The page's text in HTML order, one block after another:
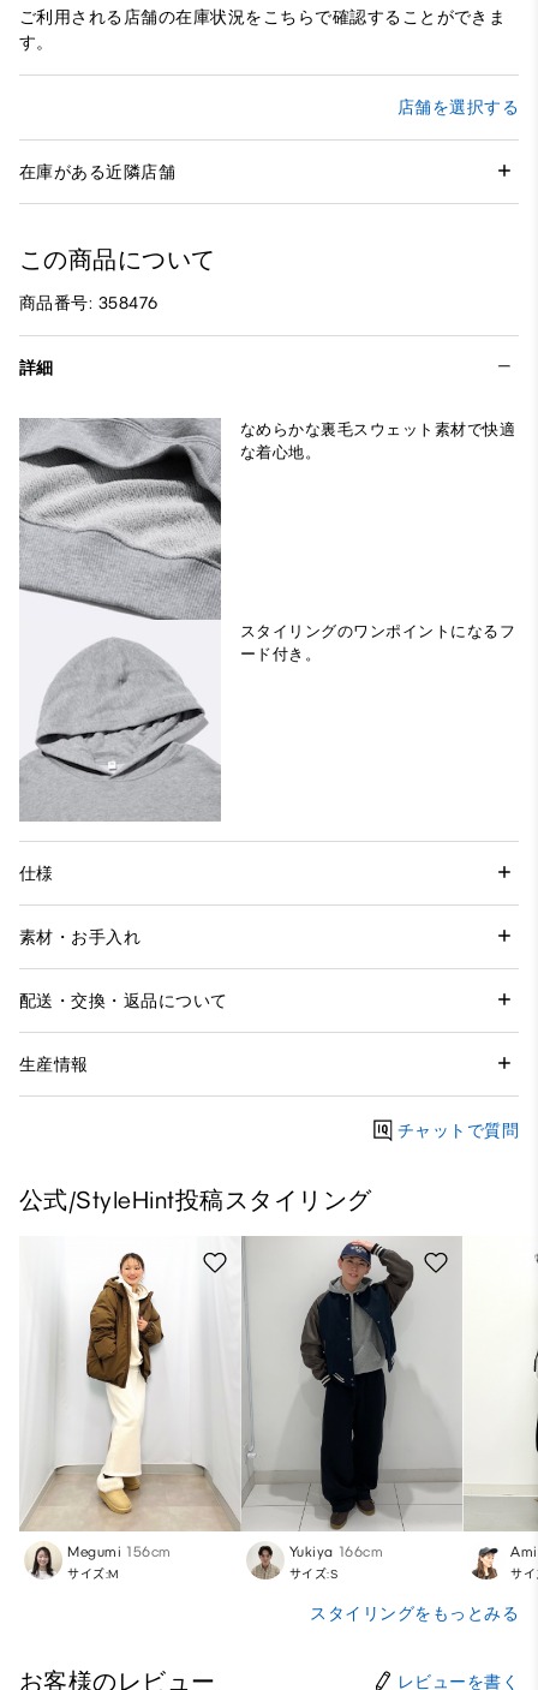
ご利用される店舗の在庫状況をこちらで確認することができま
す。
店舗を選択する
在庫がある近隣店舗
この商品について
商品番号: 358476
詳細
なめらかな裏毛スウェット素材で快適
な着心地。
スタイリングのワンポイントになるフ
ード付き。
仕様
素材・お手入れ
配送・交換・返品について
生産情報
チャットで質問
公式/StyleHint投稿スタイリング
Megumi 156cm
サイズ:M
Yukiya 166cm
サイズ:S
Ami
サ
スタイリングをもっとみる
お客様のレビュー レビューを書く